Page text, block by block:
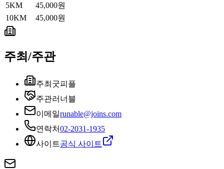
5KM
45,000원
10KM
45,000원
주최/주관
주최 굿피플
주관러너블
이메일runable@joins.com
연락처02-2031-1935
사이트공식 사이트